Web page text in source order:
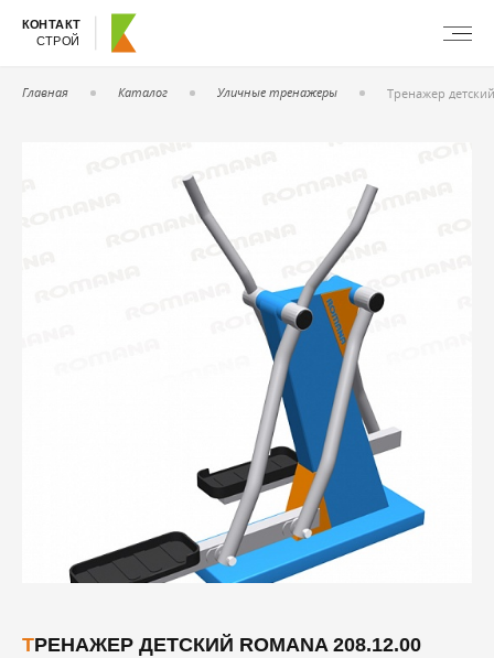
КОНТАКТ
СТРОЙ
Главная Каталог Уличные тренажеры Тренажер
ТРЕНАЖЕР ДЕТСКИЙ ROMANA 208.12.00